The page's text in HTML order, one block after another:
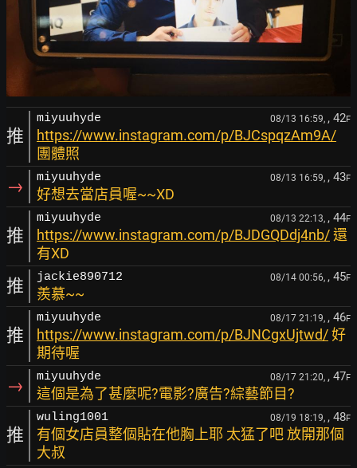
推
miyuuhyde 08/13 16:59, , 42F
https://www.instagram.com/p/BJCspqzAm9A/
團體照
→ miyuuhyde 08/13 16:59, , 43F
好想去當店員喔~~XD
推
miyuuhyde 08/13 22:13, , 44F
https://www.instagram.com/p/BJDGQDdj4nb/還
有XD
推 jackie890712 08/14 00:56, , 45F
羨慕~~
推
miyuuhyde 08/17 21:19, , 46F
https://www.instagram.com/p/BJNCgxUjtwd/好
期待喔
→ miyuuhyde 08/17 21:20, , 47F
這個是為了甚麼呢?電影?廣告?綜藝節目?
推
wuling1001 08/19 18:19, , 48F
有個女店員整個貼在他胸上耶 太猛了吧 放開那個
大叔